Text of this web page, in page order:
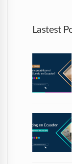
Lastest